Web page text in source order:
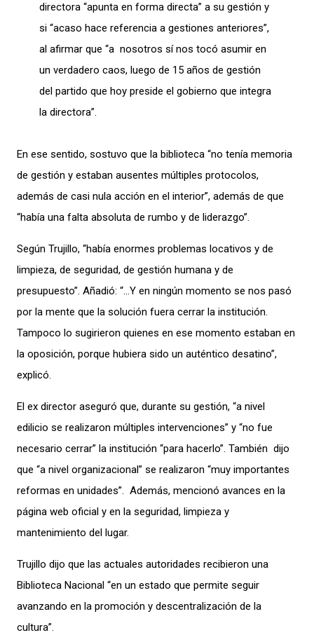
directora “apunta en forma directa” a su gestión y
si “acaso hace referencia a gestiones anteriores”,
al afirmar que “a nosotros sí nos tocó asumir en
un verdadero caos, luego de 15 años de gestión
del partido que hoy preside el gobierno que integra
la directora”.
En ese sentido, sostuvo que la biblioteca “no tenía memoria
de gestión y estaban ausentes múltiples protocolos,
además de casi nula acción en el interior”, además de que
“había una falta absoluta de rumbo y de liderazgo”.
Según Trujillo, “había enormes problemas locativos y de
limpieza, de seguridad, de gestión humana y de
presupuesto”. Añadió: “…Y en ningún momento se nos pasó
por la mente que la solución fuera cerrar la institución.
Tampoco lo sugirieron quienes en ese momento estaban en
la oposición, porque hubiera sido un auténtico desatino”,
explicó.
El ex director aseguró que, durante su gestión, “a nivel
edilicio se realizaron múltiples intervenciones” y “no fue
necesario cerrar” la institución “para hacerlo”. También dijo
que “a nivel organizacional” se realizaron “muy importantes
reformas en unidades”. Además, mencionó avances en la
página web oficial y en la seguridad, limpieza y
mantenimiento del lugar.
Trujillo dijo que las actuales autoridades recibieron una
Biblioteca Nacional “en un estado que permite seguir
avanzando en la promoción y descentralización de la
cultura”.